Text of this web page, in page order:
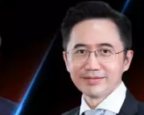
าอุปโภคบริโภคในสั
มยืดเยื้อและใช้เวลา
ะต่อไป และฝ่ายบริ
รรคเดโมแครตได้เสีย